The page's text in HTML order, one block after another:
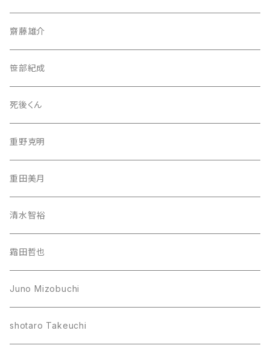
齋藤雄介
笹部紀成
死後くん
重野克明
重田美月
清水智裕
霜田哲也
Juno Mizobuchi
shotaro Takeuchi